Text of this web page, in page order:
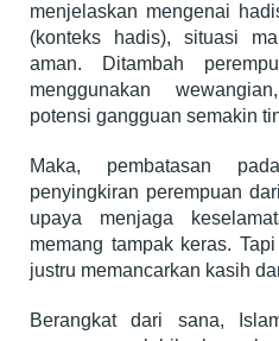
menjelaskan mengenai
(konteks hadis), situasi
aman. Ditambah
menggunakan
potensi gangguan semakin
Maka, pembatasan
penyingkiran perempuan
upaya menjaga
memang tampak keras.
justru memancarkan kasih
Berangkat dari sana,